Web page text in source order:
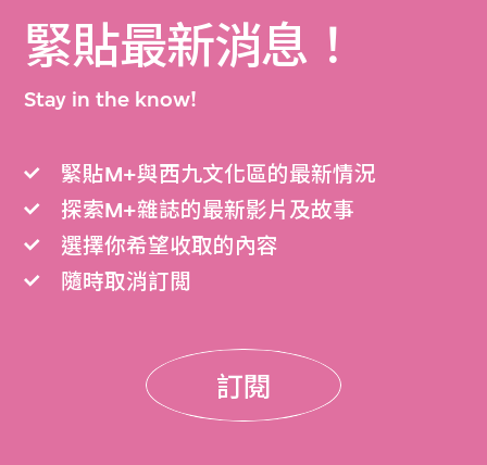
緊貼最新消息！
Stay in the know!
緊貼M+與西九文化區的最新情況
探索M+雜誌的最新影片及故事
選擇你希望收取的內容
隨時取消訂閲
訂閱